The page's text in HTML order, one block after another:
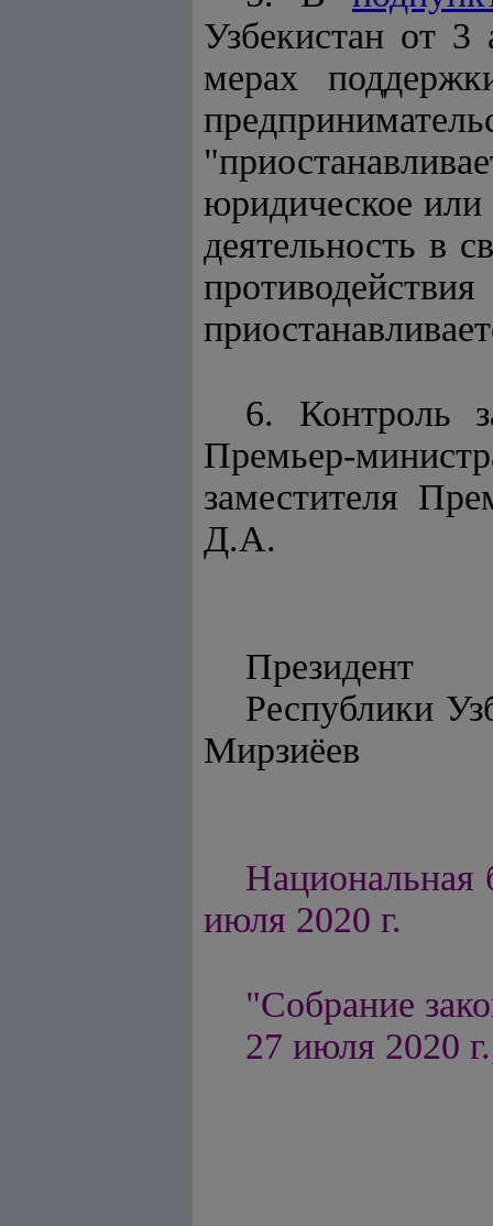
Узбекистан от
мерах
юридическое
деятельность в
6. Контроль
Премьер-
заместителя
Д.А.
Президент
Мирзиёев
Национальная
июля 2020 г.
"Собрание
27 июля 2020